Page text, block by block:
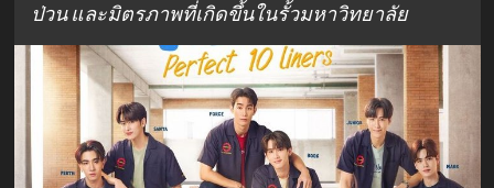
ป่วน และมิตรภาพที่เกิดขึ้นในรั้วมหาวิทยาลัย